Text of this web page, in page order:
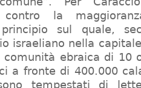
la
sul quale,
israeliano nella
comunità ebraica di 10
a fronte di 400.000
tempestati di